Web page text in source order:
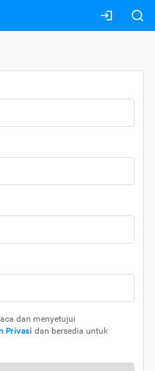
dan menyetujui
Privasi dan bersedia untuk